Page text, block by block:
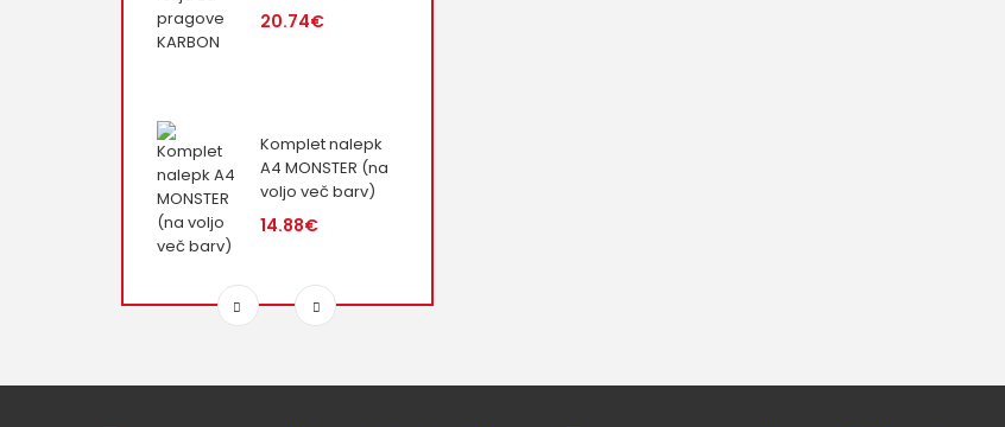
20.74€
Komplet nalepk
A4 MONSTER (na
voljo več barv)
14.88€